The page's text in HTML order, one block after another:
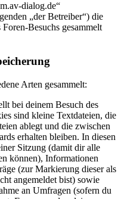
dialog.de“
„der Betreiber“) die
Besuchs gesammelt
Arten gesammelt:
bei deinem Besuch des
sind kleine Textdateien, die
ablegt und die zwischen
erhalten bleiben. In diesen
Sitzung (damit dir alle
können), Informationen
(zur Markierung dieser als
angemeldet bist) sowie
an Umfragen (sofern du